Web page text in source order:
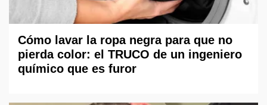
Cómo lavar la ropa negra para que no
pierda color: el TRUCO de un ingeniero
químico que es furor